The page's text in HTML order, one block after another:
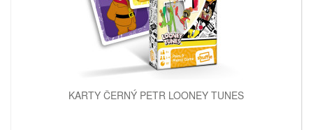
KARTY ČERNÝ PETR LOONEY TUNES